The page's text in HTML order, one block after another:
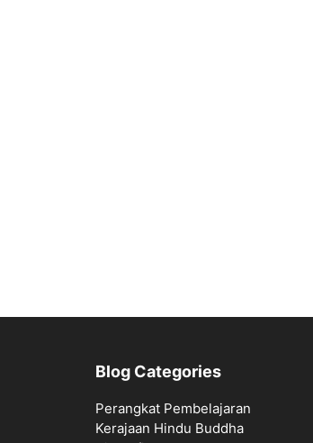
Blog Categories
Perangkat Pembelajaran
Kerajaan Hindu Buddha